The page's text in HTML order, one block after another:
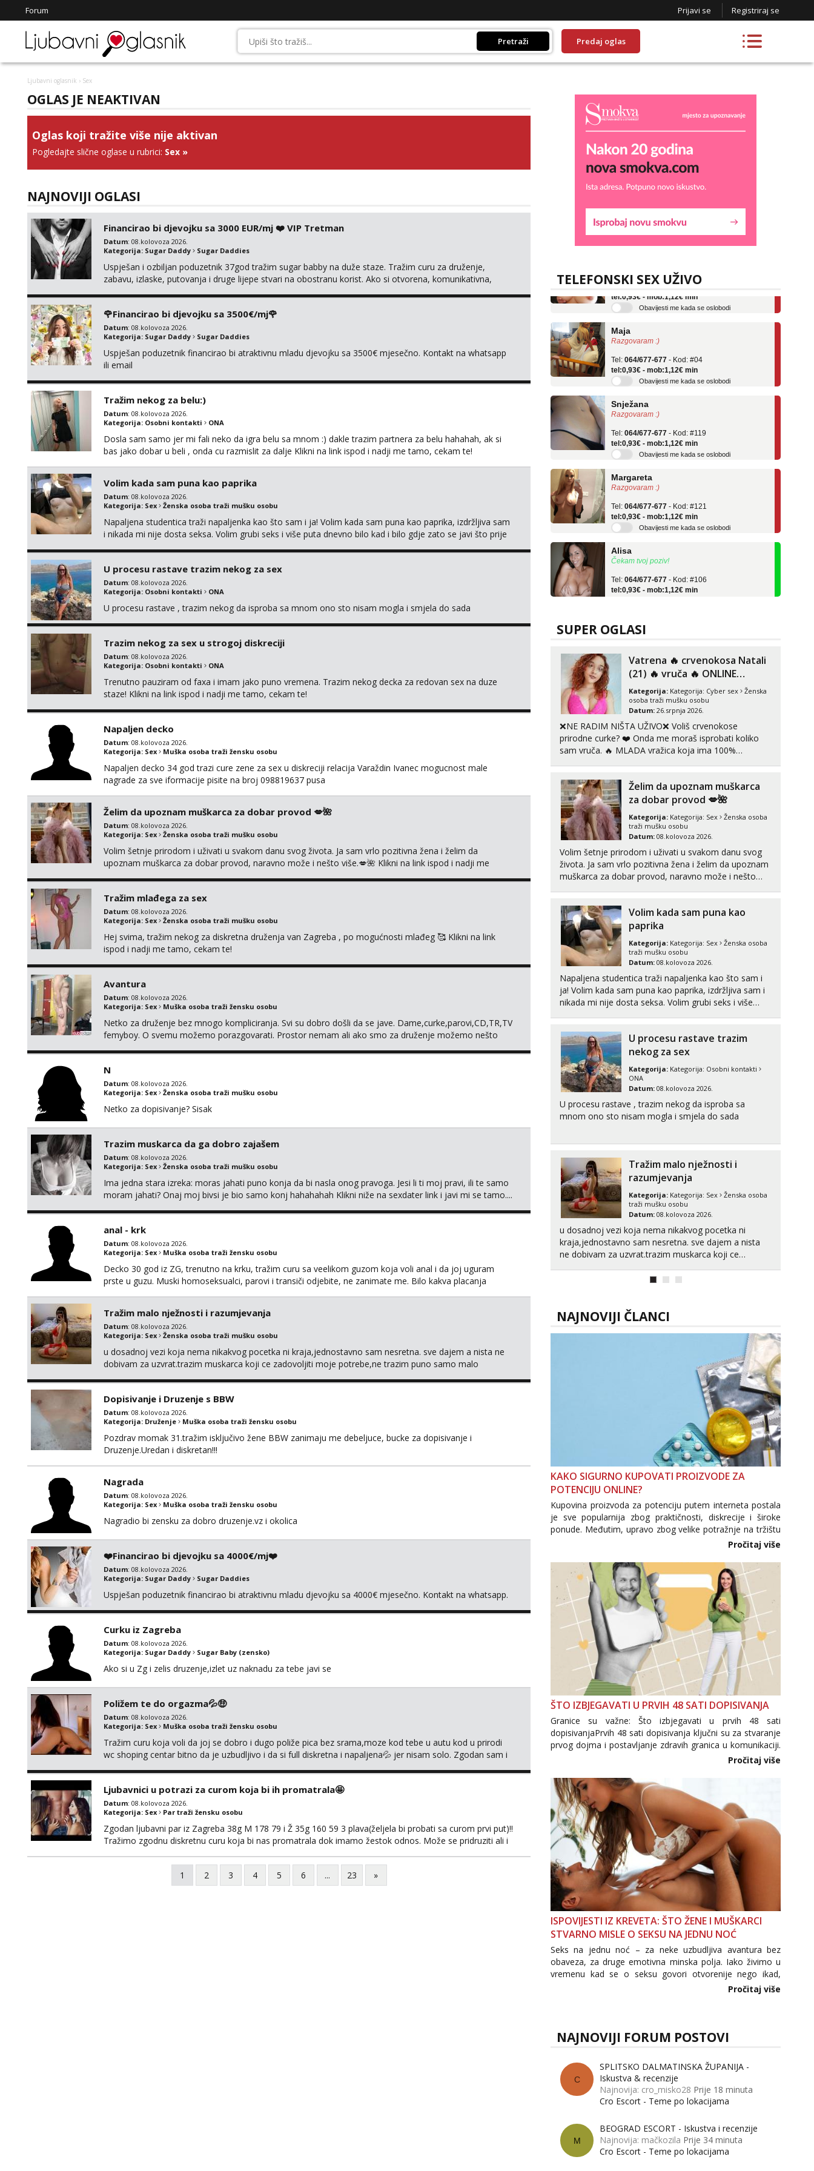
Forum Prijavi se Registriraj se
Pretraži Predaj oglas
Ljubavni oglasnik › Sex
OGLAS JE NEAKTIVAN
Oglas koji tražite više nije aktivan
Pogledajte slične oglase u rubrici: Sex »
NAJNOVIJI OGLASI
Financirao bi djevojku sa 3000 EUR/mj ❤️ VIP Tretman
Datum: 08.kolovoza 2026.
Kategorija: Sugar Daddy Sugar Daddies
Uspješan i ozbiljan poduzetnik 37god tražim sugar babby na duže staze. Tražim curu za druženje,
zabavu, izlaske, putovanja i druge lijepe stvari na obostranu korist. Ako si otvorena, komunikativna,
🌹Financirao bi djevojku sa 3500€/mj🌹
Datum: 08.kolovoza 2026.
Kategorija: Sugar Daddy Sugar Daddies
Uspješan poduzetnik financirao bi atraktivnu mladu djevojku sa 3500€ mjesečno. Kontakt na whatsapp
ili email
Tražim nekog za belu:)
Datum: 08.kolovoza 2026.
Kategorija: Osobni kontakti ONA
Dosla sam samo jer mi fali neko da igra belu sa mnom :) dakle trazim partnera za belu hahahah, ak si
bas jako dobar u beli , onda cu razmislit za dalje Klikni na link ispod i nadji me tamo, cekam te!
Volim kada sam puna kao paprika
Datum: 08.kolovoza 2026.
Kategorija: Sex Ženska osoba traži mušku osobu
Napaljena studentica traži napaljenka kao što sam i ja! Volim kada sam puna kao paprika, izdržljiva sam
i nikada mi nije dosta seksa. Volim grubi seks i više puta dnevno bilo kad i bilo gdje zato se javi što prije
U procesu rastave trazim nekog za sex
Datum: 08.kolovoza 2026.
Kategorija: Osobni kontakti ONA
U procesu rastave , trazim nekog da isproba sa mnom ono sto nisam mogla i smjela do sada
Trazim nekog za sex u strogoj diskreciji
Datum: 08.kolovoza 2026.
Kategorija: Osobni kontakti ONA
Trenutno pauziram od faxa i imam jako puno vremena. Trazim nekog decka za redovan sex na duze
staze! Klikni na link ispod i nadji me tamo, cekam te!
Napaljen decko
Datum: 08.kolovoza 2026.
Kategorija: Sex Muška osoba traži žensku osobu
Napaljen decko 34 god trazi cure zene za sex u diskreciji relacija Varaždin Ivanec mogucnost male
nagrade za sve iformacije pisite na broj 098819637 pusa
Želim da upoznam muškarca za dobar provod 💋🌺
Datum: 08.kolovoza 2026.
Kategorija: Sex Ženska osoba traži mušku osobu
Volim šetnje prirodom i uživati u svakom danu svog života. Ja sam vrlo pozitivna žena i želim da
upoznam muškarca za dobar provod, naravno može i nešto više.💋🌺 Klikni na link ispod i nadji me
Tražim mlađega za sex
Datum: 08.kolovoza 2026.
Kategorija: Sex Ženska osoba traži mušku osobu
Hej svima, tražim nekog za diskretna druženja van Zagreba , po mogućnosti mlađeg 🥰 Klikni na link
ispod i nadji me tamo, cekam te!
Avantura
Datum: 08.kolovoza 2026.
Kategorija: Sex Muška osoba traži žensku osobu
Netko za druženje bez mnogo kompliciranja. Svi su dobro došli da se jave. Dame,curke,parovi,CD,TR,TV
femyboy. O svemu možemo porazgovarati. Prostor nemam ali ako smo za druženje možemo nešto
N
Datum: 08.kolovoza 2026.
Kategorija: Sex Ženska osoba traži mušku osobu
Netko za dopisivanje? Sisak
Trazim muskarca da ga dobro zajašem
Datum: 08.kolovoza 2026.
Kategorija: Sex Ženska osoba traži mušku osobu
Ima jedna stara izreka: moras jahati puno konja da bi nasla onog pravoga. Jesi li ti moj pravi, ili te samo
moram jahati? Onaj moj bivsi je bio samo konj hahahahah Klikni niže na sexdater link i javi mi se tamo....
anal - krk
Datum: 08.kolovoza 2026.
Kategorija: Sex Muška osoba traži žensku osobu
Decko 30 god iz ZG, trenutno na krku, tražim curu sa veelikom guzom koja voli anal i da joj uguram
prste u guzu. Muski homoseksualci, parovi i transiči odjebite, ne zanimate me. Bilo kakva placanja
Tražim malo nježnosti i razumjevanja
Datum: 08.kolovoza 2026.
Kategorija: Sex Ženska osoba traži mušku osobu
u dosadnoj vezi koja nema nikakvog pocetka ni kraja,jednostavno sam nesretna. sve dajem a nista ne
dobivam za uzvrat.trazim muskarca koji ce zadovoljiti moje potrebe,ne trazim puno samo malo
Dopisivanje i Druzenje s BBW
Datum: 08.kolovoza 2026.
Kategorija: Druženje Muška osoba traži žensku osobu
Pozdrav momak 31.tražim isključivo žene BBW zanimaju me debeljuce, bucke za dopisivanje i
Druzenje.Uredan i diskretan!!!
Nagrada
Datum: 08.kolovoza 2026.
Kategorija: Sex Muška osoba traži žensku osobu
Nagradio bi zensku za dobro druzenje.vz i okolica
❤️Financirao bi djevojku sa 4000€/mj❤️
Datum: 08.kolovoza 2026.
Kategorija: Sugar Daddy Sugar Daddies
Uspješan poduzetnik financirao bi atraktivnu mladu djevojku sa 4000€ mjesečno. Kontakt na whatsapp.
Curku iz Zagreba
Datum: 08.kolovoza 2026.
Kategorija: Sugar Daddy Sugar Baby (zensko)
Ako si u Zg i zelis druzenje,izlet uz naknadu za tebe javi se
Poližem te do orgazma💦🤑
Datum: 08.kolovoza 2026.
Kategorija: Sex Muška osoba traži žensku osobu
Tražim curu koja voli da joj se dobro i dugo poliže pica bez srama,moze kod tebe u autu kod u prirodi
wc shoping centar bitno da je uzbudljivo i da si full diskretna i napaljena💦 jer nisam solo. Zgodan sam i
Ljubavnici u potrazi za curom koja bi ih promatrala🤩
Datum: 08.kolovoza 2026.
Kategorija: Sex Par traži žensku osobu
Zgodan ljubavni par iz Zagreba 38g M 178 79 i Ž 35g 160 59 3 plava(željela bi probati sa curom prvi put)!!
Tražimo zgodnu diskretnu curu koja bi nas promatrala dok imamo žestok odnos. Može se pridruziti ali i
najbolje uzivo se upoznati. Na goo smo do 15.8 poslije tog mozemo se druziti,javi se na mail il...
1
2 3 4 5 6 ... 23 »
TELEFONSKI SEX UŽIVO
Liliana
Tel:064/677-677 - Kod: #69
tel:0,93€ - mob:1,12€ min
Obavijesti me kada se oslobodi
Razgovaram :)
tel:0,93€ - mob:1,12€ min
Obavijesti me kada se oslobodi
Razgovaram :)
tel:0,93€ - mob:1,12€ min
Obavijesti me kada se oslobodi
Razgovaram :)
tel:0,93€ - mob:1,12€ min
Obavijesti me kada se oslobodi
Čekam tvoj poziv!
tel:0,93€ - mob:1,12€ min
Tel:064/677-677
Anđela
Čekam tvoj poziv!
Tel: 064/677-677- Kod: #142
tel:0,93€ - mob:1,12€ min
Liliana
Razgovaram :)
Maja
Razgovaram :)
Tel: 064/677-677 - Kod: #04
Obavijesti me kada se oslobodi
Snježana
Tel:
tel:0,93€ - mob:1,12€ min
Obavijesti me kada se oslobodi
Margareta
Razgovaram :)
Tel:064/677-677- Kod: #121
tel:0,93€ - mob:1,12€ min
Obavijesti me kada se oslobodi
Čekam tvoj poziv!
Tel: 064/677-677- Kod: #106
tel:0,93€ - mob:1,12€ min
Zara
Tel:064/677-677 - Kod: #123
Čekam tvoj poziv!
Tel: 064/677-677- Kod: #142
tel:0,93€ - mob:1,12€ min
SUPER OGLASI
Vatrena ‎️‍🔥 crvenokosa Natali
(21) ‎️‍🔥 vruča‎ ️‍🔥 ONLINE
ZABAVA
Kategorija: Kategorija: Cyber sex
Ženska
osoba traži mušku osobu
Datum: 26.srpnja 2026.
❌NE RADIM NIŠTA UŽIVO❌ Voliš crvenokose
prirodne curke? ❤️ Onda me moraš isprobati koliko
sam vruča.‎ ️‍🔥 MLADA vražica koja ima 100%
možeš pranaći nešto po svojoj mjeri. Sexi videa s
kolegica...
Želim da upoznam muškarca
za dobar provod 💋🌺
Kategorija: Kategorija: Sex
Ženska osoba
traži mušku osobu
Datum: 08.kolovoza 2026.
Volim šetnje prirodom i uživati u svakom danu svog
života. Ja sam vrlo pozitivna žena i želim da upoznam
muškarca za dobar provod, naravno može i nešto
Volim kada sam puna kao
paprika
Kategorija: Kategorija: Sex
Ženska osoba
traži mušku osobu
Datum: 08.kolovoza 2026.
Napaljena studentica traži napaljenka kao što sam i
ja! Volim kada sam puna kao paprika, izdržljiva sam i
nikada mi nije dosta seksa. Volim grubi seks i više
cekam te!
U procesu rastave trazim
nekog za sex
Kategorija: Kategorija: Osobni kontakti
ONA
Datum: 08.kolovoza 2026.
U procesu rastave , trazim nekog da isproba sa
mnom ono sto nisam mogla i smjela do sada
Tražim malo nježnosti i
razumjevanja
Kategorija: Kategorija: Sex
Ženska osoba
traži mušku osobu
Datum: 08.kolovoza 2026.
u dosadnoj vezi koja nema nikakvog pocetka ni
kraja,jednostavno sam nesretna. sve dajem a nista
ne dobivam za uzvrat.trazim muskarca koji ce
njeznosti i razumjevanja. volim njezan seks i njezne
NAJNOVIJI ČLANCI
KAKO SIGURNO KUPOVATI PROIZVODE ZA
POTENCIJU ONLINE?
Kupovina proizvoda za potenciju putem interneta postala
je sve popularnija zbog praktičnosti, diskrecije i široke
ponude. Međutim, upravo zbog velike potražnje na tržištu
se pojavljuju i brojni krivotvoreni proizvodi, nepouzdane
internetske trgovine te proizvodi nepoznatog podrijetla. ...
Pročitaj više
ŠTO IZBJEGAVATI U PRVIH 48 SATI DOPISIVANJA
Granice su važne: Što izbjegavati u prvih 48 sati
dopisivanjaPrvih 48 sati dopisivanja ključni su za stvaranje
prvog dojma i postavljanje zdravih granica u komunikaciji.
Važno je izbjeći prebrzo otkrivanje osobnih ili intimnih
informacija, jer nepoznata osoba još nije zaslužila to
povjerenje. Takođe...
Pročitaj više
ISPOVIJESTI IZ KREVETA: ŠTO ŽENE I MUŠKARCI
STVARNO MISLE O SEKSU NA JEDNU NOĆ
Seks na jednu noć – za neke uzbudljiva avantura bez
obaveza, za druge emotivna minska polja. Iako živimo u
vremenu kad se o seksu govori otvorenije nego ikad,
tema „jedne noći strasti“ i dalje izaziva burne rasprave. Što
Pročitaj više
NAJNOVIJI FORUM POSTOVI
C
SPLITSKO DALMATINSKA ŽUPANIJA -
Iskustva & recenzije
Najnovija: cro_misko28 Prije 18 minuta
Cro Escort - Teme po lokacijama
M
BEOGRAD ESCORT - Iskustva i recenzije
Najnovija: mačkozila Prije 34 minuta
Cro Escort - Teme po lokacijama